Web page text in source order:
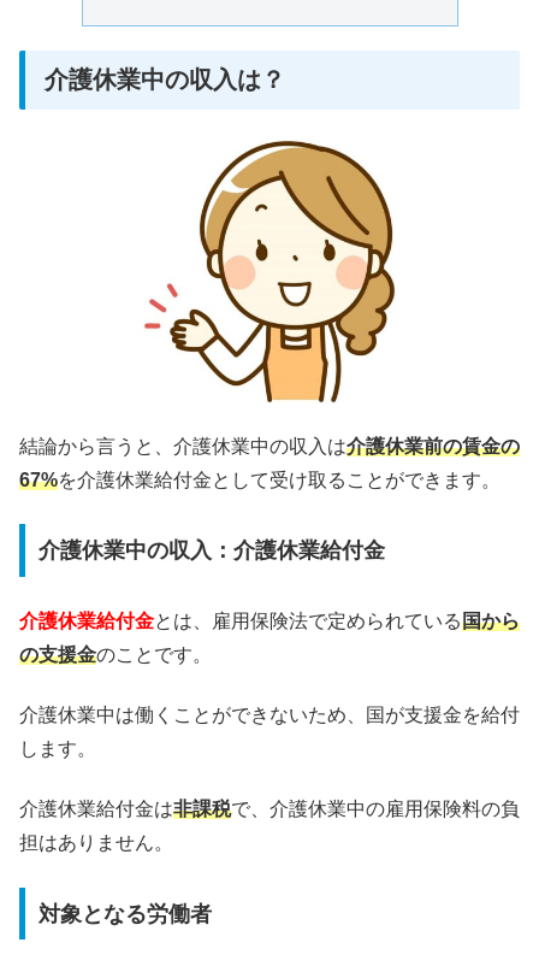
介護休業中の収入は？
結論から言うと、介護休業中の収入は介護休業前の賃金の
67%を介護休業給付金として受け取ることができます。
介護休業中の収入：介護休業給付金
介護休業給付金とは、雇用保険法で定められている国から
の支援金のことです。
介護休業中は働くことができないため、国が支援金を給付
します。
介護休業給付金は非課税で、介護休業中の雇用保険料の負
担はありません。
対象となる労働者